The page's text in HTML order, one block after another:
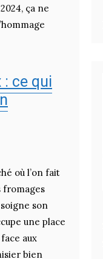
ça ne
ce qui
où l’on fait
fromages
son
une place
aux
bien